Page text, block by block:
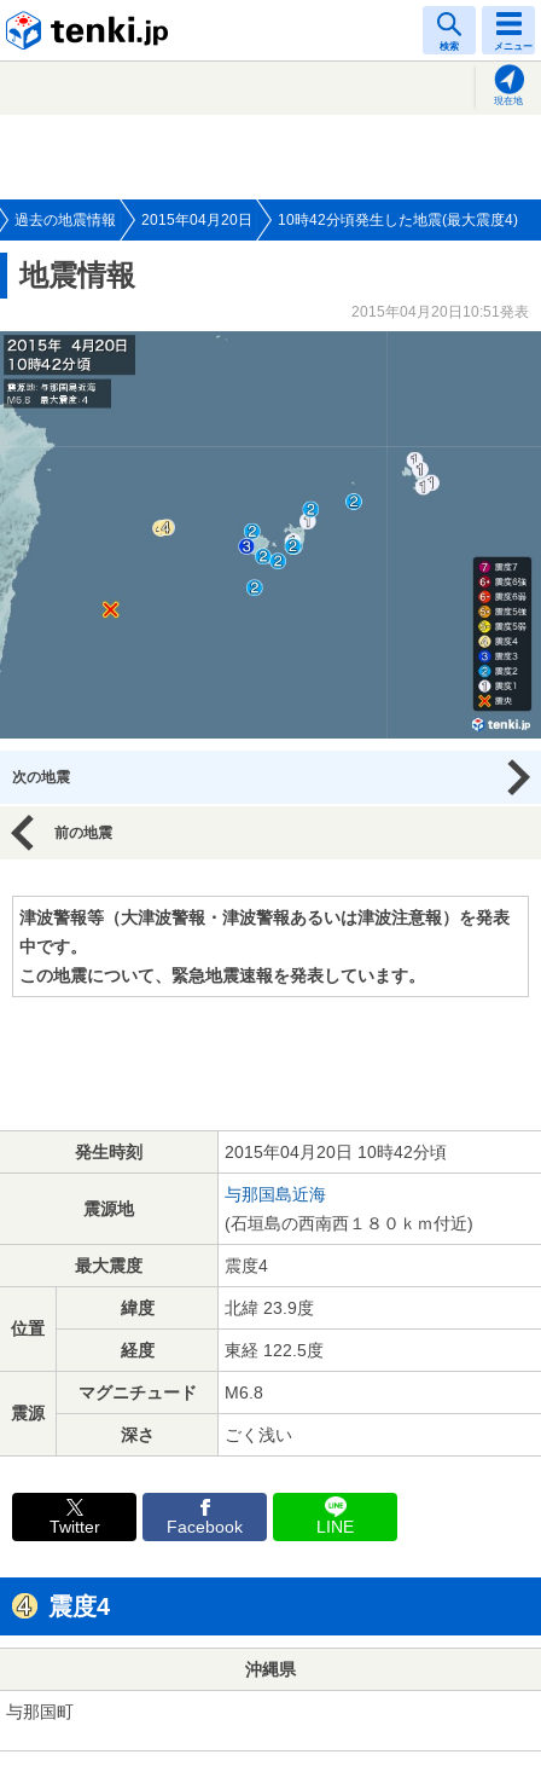
検索 メニュー
現在地
過去の地震情報 2015年04月20日 10時42分頃発生した地震(最大震度4)
地震情報
2015年04月20日10:51発表
次の地震
前の地震
津波警報等（大津波警報・津波警報あるいは津波注意報）を発表
中です。
この地震について、緊急地震速報を発表しています。
発生時刻 2015年04月20日 10時42分頃
震源地
与那国島近海
(石垣島の西南西１８０ｋｍ付近)
最大震度 震度4
位置
緯度 北緯 23.9度
経度 東経 122.5度
震源
マグニチュード M6.8
深さ ごく浅い
Twitter Facebook LINE
震度4
沖縄県
与那国町